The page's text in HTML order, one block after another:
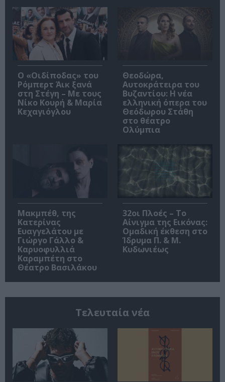
O «Οιδίποδας» του
Ρόμπερτ Άικ ξανά
στη Στέγη – Με τους
Νίκο Κουρή & Μαρία
Κεχαγιόγλου
Θεοδώρα,
Αυτοκράτειρα του
Βυζαντίου: Η νέα
ελληνική όπερα του
Θεόδωρου Στάθη
στο θέατρο
Ολύμπια
Μακμπέθ, της
Κατερίνας
Ευαγγελάτου με
Γιώργο Γάλλο &
Καρυοφυλλιά
Καραμπέτη στο
Θέατρο Βασιλάκου
32οι Πλοές – Το
Αίνιγμα της Εικόνας:
Ομαδική έκθεση στο
Ίδρυμα Π. & Μ.
Κυδωνιέως
Τελευταία νέα